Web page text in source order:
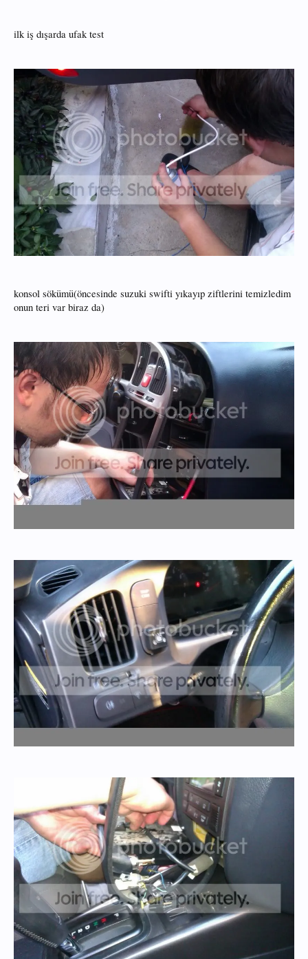
ilk iş dışarda ufak test
konsol sökümü(öncesinde suzuki swifti yıkayıp ziftlerini temizledim
onun teri var biraz da)